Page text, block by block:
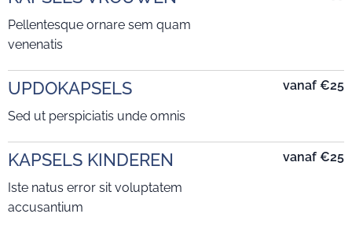
Pellentesque ornare sem quam
venenatis
UPDOKAPSELS
Sed ut perspiciatis unde omnis
vanaf €25
KAPSELS KINDEREN
Iste natus error sit voluptatem
accusantium
vanaf €25